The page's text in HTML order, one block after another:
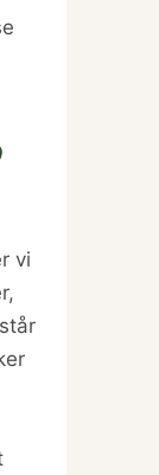
vi